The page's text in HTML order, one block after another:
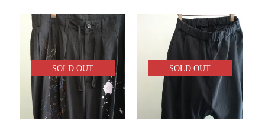
SOLD OUT SOLD OUT